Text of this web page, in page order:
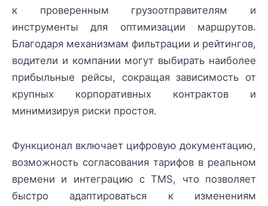
к проверенным грузоотправителям и
инструменты для оптимизации маршрутов.
Благодаря мехaнизмам фильтрации и рейтингов,
водители и компании могут выбирать наиболее
прибыльные рейсы, сокращая зависимость от
крупных корпоративных контрактов и
минимизируя риски простоя.
Функционал включает цифровую документацию,
возможность согласования тарифов в реальном
времени и интеграцию с TMS, что позволяет
быстро адаптироваться к изменениям